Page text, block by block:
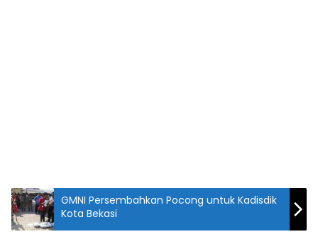
GMNI Persembahkan Pocong untuk Kadisdik
Kota Bekasi